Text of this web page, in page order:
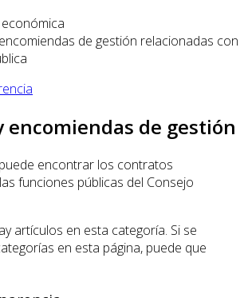
de gestión relacionadas con
encomiendas de gestión
encontrar los contratos
funciones públicas del Consejo
artículos en esta categoría. Si se
en esta página, puede que